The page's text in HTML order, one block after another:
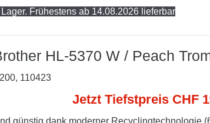
Frühestens ab 14.08.2026 lieferbar
HL-5370 W / Peach
110423
Jetzt Tiefstpreis CHF
günstig dank moderner Recyclingtechnologie